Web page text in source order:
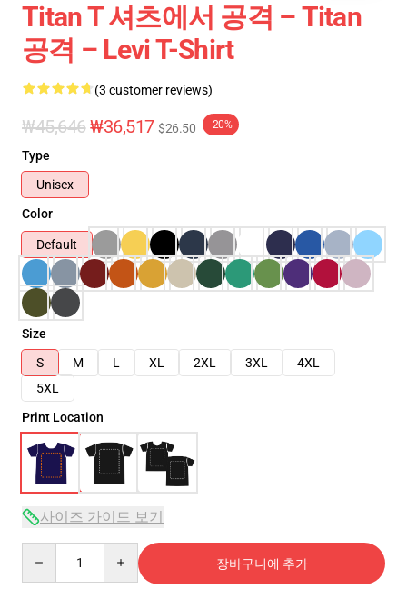
Titan T 셔츠에서 공격 – Titan
공격 – Levi T-Shirt
(3 customer reviews)
₩45,646₩36,517 $26.50 -20%
Type
Unisex
Color
Default
Size
S
M L XL 2XL 3XL
4XL
5XL
Print Location
사이즈 가이드 보기
장바구니에 추가